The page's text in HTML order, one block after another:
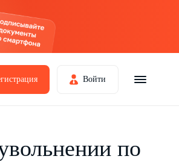
Войти
по